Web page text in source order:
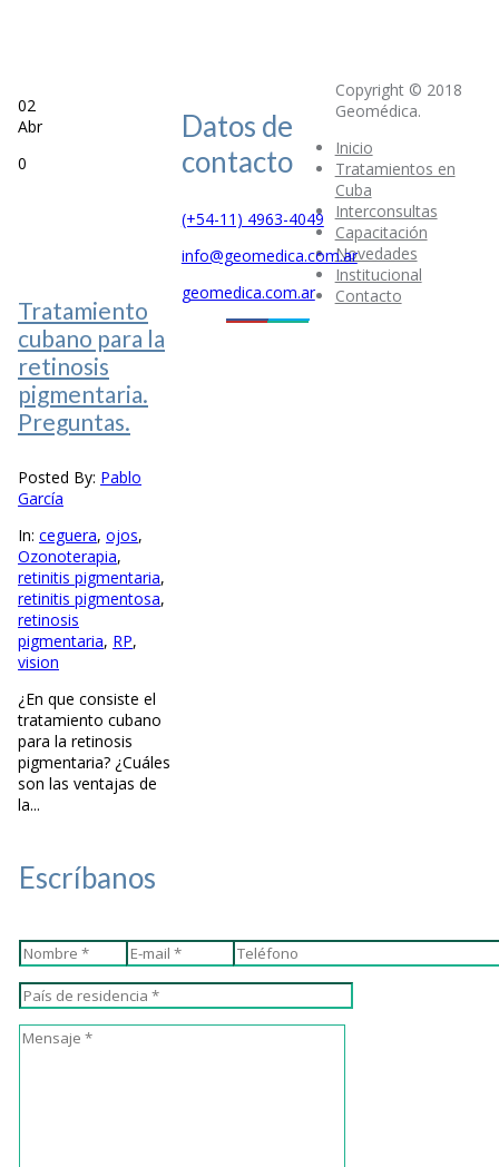
02
Abr
0
Tratamiento
cubano para la
retinosis
pigmentaria.
Preguntas.
Posted By: Pablo
García
In: ceguera, ojos,
Ozonoterapia,
retinitis pigmentaria,
retinitis pigmentosa,
retinosis
pigmentaria, RP,
vision
¿En que consiste el
tratamiento cubano
para la retinosis
pigmentaria? ¿Cuáles
son las ventajas de
la...
Datos de
contacto
(+54-11) 4963-4049
info@geomedica.com.ar
geomedica.com.ar
Escríbanos
Copyright © 2018
Geomédica.
Inicio
Tratamientos en
Cuba
Interconsultas
Capacitación
Novedades
Institucional
Contacto